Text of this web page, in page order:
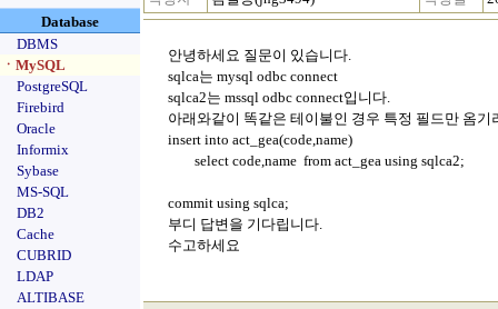
Database
DBMS
ㆍMySQL
PostgreSQL
Firebird
Oracle
Informix
Sybase
MS-SQL
DB2
Cache
CUBRID
LDAP
ALTIBASE
안녕하세요 질문이 있습니다.
sqlca는 mysql odbc connect
sqlca2는 mssql odbc connect입니다.
아래와같이 똑같은 테이불인 경우 특정 필드만 옴기
insert into act_gea(code,name)
select code,name from act_gea using sqlca2;
commit using sqlca;
부디 답변을 기다립니다.
수고하세요